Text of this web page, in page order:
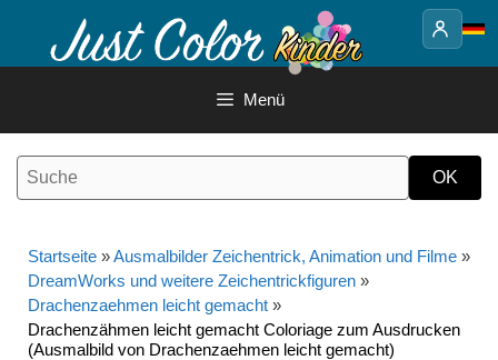
Inhalt
Menü
Startseite »Ausmalbilder Zeichentrick, Animation und Filme »
DreamWorks und weitere Zeichentrickfiguren »
Drachenzaehmen leicht gemacht »
Drachenzähmen leicht gemacht Coloriage zum Ausdrucken
(Ausmalbild von Drachenzaehmen leicht gemacht)